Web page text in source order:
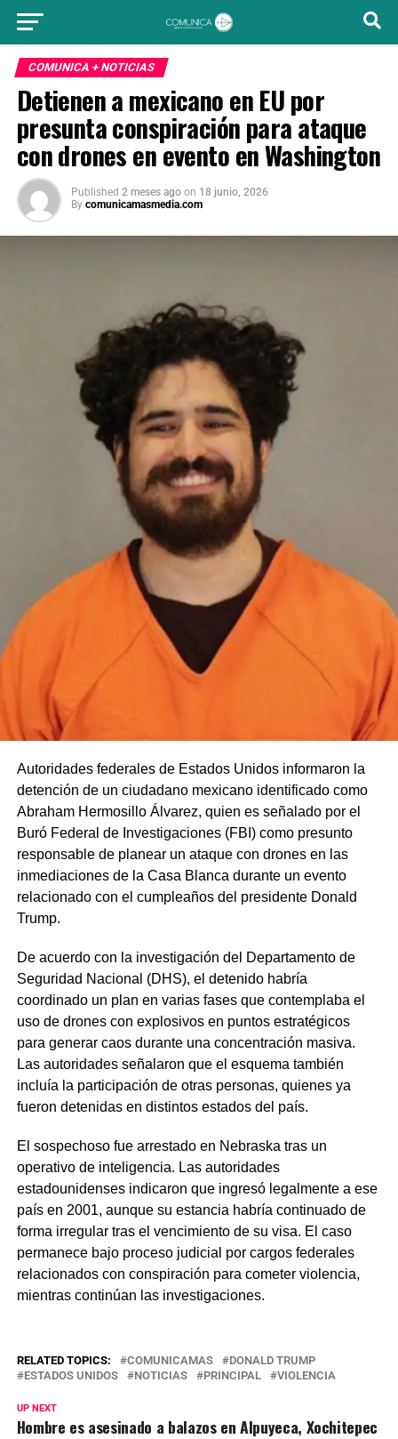
COMUNICA + NOTICIAS
Detienen a mexicano en EU por
presunta conspiración para ataque
con drones en evento en Washington
Published 2 meses ago on 18 junio, 2026
By comunicamasmedia.com
Autoridades federales de Estados Unidos informaron la
detención de un ciudadano mexicano identificado como
Abraham Hermosillo Álvarez, quien es señalado por el
Buró Federal de Investigaciones (FBI) como presunto
responsable de planear un ataque con drones en las
inmediaciones de la Casa Blanca durante un evento
relacionado con el cumpleaños del presidente Donald
Trump.
De acuerdo con la investigación del Departamento de
Seguridad Nacional (DHS), el detenido habría
coordinado un plan en varias fases que contemplaba el
uso de drones con explosivos en puntos estratégicos
para generar caos durante una concentración masiva.
Las autoridades señalaron que el esquema también
incluía la participación de otras personas, quienes ya
fueron detenidas en distintos estados del país.
El sospechoso fue arrestado en Nebraska tras un
operativo de inteligencia. Las autoridades
estadounidenses indicaron que ingresó legalmente a ese
país en 2001, aunque su estancia habría continuado de
forma irregular tras el vencimiento de su visa. El caso
permanece bajo proceso judicial por cargos federales
relacionados con conspiración para cometer violencia,
mientras continúan las investigaciones.
RELATED TOPICS: COMUNICAMAS
DONALD TRUMP
ESTADOS UNIDOS
NOTICIAS PRINCIPAL VIOLENCIA
UP NEXT
Hombre es asesinado a balazos en Alpuyeca, Xochitepec